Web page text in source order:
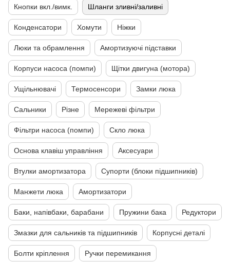
Кнопки вкл./вимк. Шланги зливні/заливні
Конденсатори Хомути Ніжки
Люки та обрамлення Амортизуючі підставки
Корпуси насоса (помпи) Щітки двигуна (мотора)
Ущільнювачі Термосенсори Замки люка
Сальники Різне Мережеві фільтри
Фільтри насоса (помпи) Скло люка
Основа клавіш управління Аксесуари
Втулки амортизатора Супорти (блоки підшипників)
Манжети люка Амортизатори
Баки, напівбаки, барабани Пружини бака Редуктори
Змазки для сальників та підшипників Корпусні деталі
Болти кріплення Ручки перемикання